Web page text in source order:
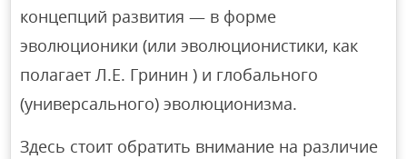
концепций развития — в форме
эволюционики (или эволюционистики, как
полагает Л.Е. Гринин ) и глобального
(универсального) эволюционизма.
Здесь стоит обратить внимание на различие